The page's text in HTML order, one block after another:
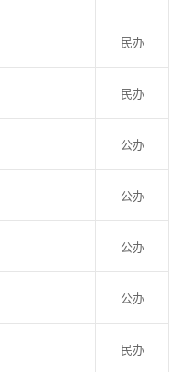
民办
民办
公办
公办
公办
公办
民办